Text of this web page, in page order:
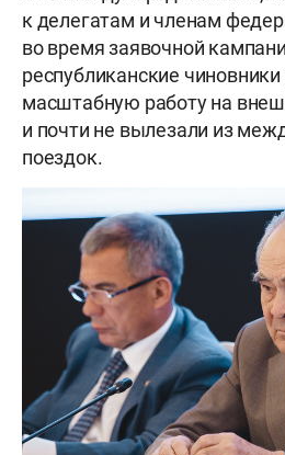
к делегатам и членам
во время заявочной
республиканские
масштабную работу на
и почти не вылезали из
поездок.